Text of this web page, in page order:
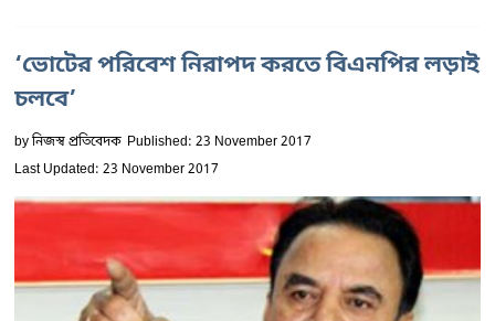
‘ভোটের পরিবেশ নিরাপদ করতে বিএনপির লড়াই
চলবে’
byনিজস্ব প্রতিবেদক Published: 23 November 2017
Last Updated: 23 November 2017